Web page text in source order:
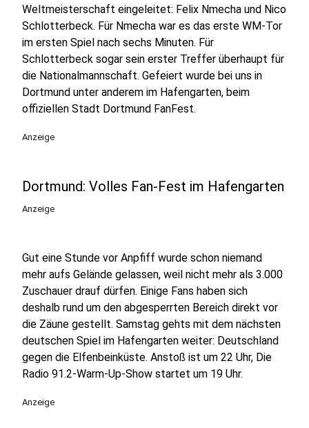
Weltmeisterschaft eingeleitet: Felix Nmecha und Nico
Schlotterbeck. Für Nmecha war es das erste WM-Tor
im ersten Spiel nach sechs Minuten. Für
Schlotterbeck sogar sein erster Treffer überhaupt für
die Nationalmannschaft. Gefeiert wurde bei uns in
Dortmund unter anderem im Hafengarten, beim
offiziellen Stadt Dortmund FanFest.
Anzeige
Dortmund: Volles Fan-Fest im Hafengarten
Anzeige
Gut eine Stunde vor Anpfiff wurde schon niemand
mehr aufs Gelände gelassen, weil nicht mehr als 3.000
Zuschauer drauf dürfen. Einige Fans haben sich
deshalb rund um den abgesperrten Bereich direkt vor
die Zäune gestellt. Samstag gehts mit dem nächsten
deutschen Spiel im Hafengarten weiter: Deutschland
gegen die Elfenbeinküste. Anstoß ist um 22 Uhr, Die
Radio 91.2-Warm-Up-Show startet um 19 Uhr.
Anzeige